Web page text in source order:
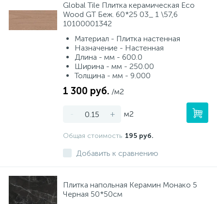
Global Tile Плитка керамическая Eco
Wood GT Беж. 60*25 03_ 1 \57,6
10100001342
Материал - Плитка настенная
Назначение - Настенная
Длина - мм - 600.0
Ширина - мм - 250.00
Толщина - мм - 9.000
1 300 руб. /м2
- + м2
Общая стоимость 195 руб.
Добавить к сравнению
Плитка напольная Керамин Монако 5
Черная 50*50см